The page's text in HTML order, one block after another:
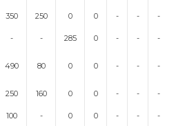
350 250 0 0 - - -
- - 285 0 - - -
490 80 0 0 - - -
250 160 0 0 - - -
100 - 0 0 - - -